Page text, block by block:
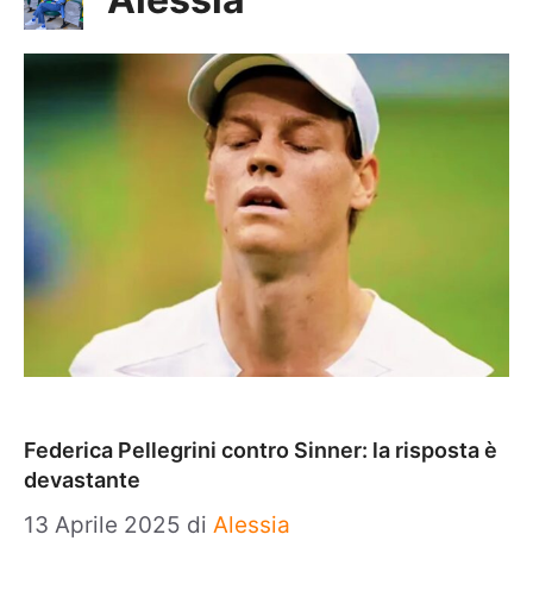
Federica Pellegrini contro Sinner: la risposta è
devastante
13 Aprile 2025 di Alessia